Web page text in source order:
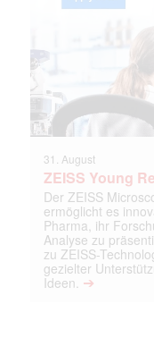
31. August
ZEISS Young
Der ZEISS
ermöglicht es
Pharma, ihr
Analyse zu
zu ZEISS-
gezielter
Ideen. ➔